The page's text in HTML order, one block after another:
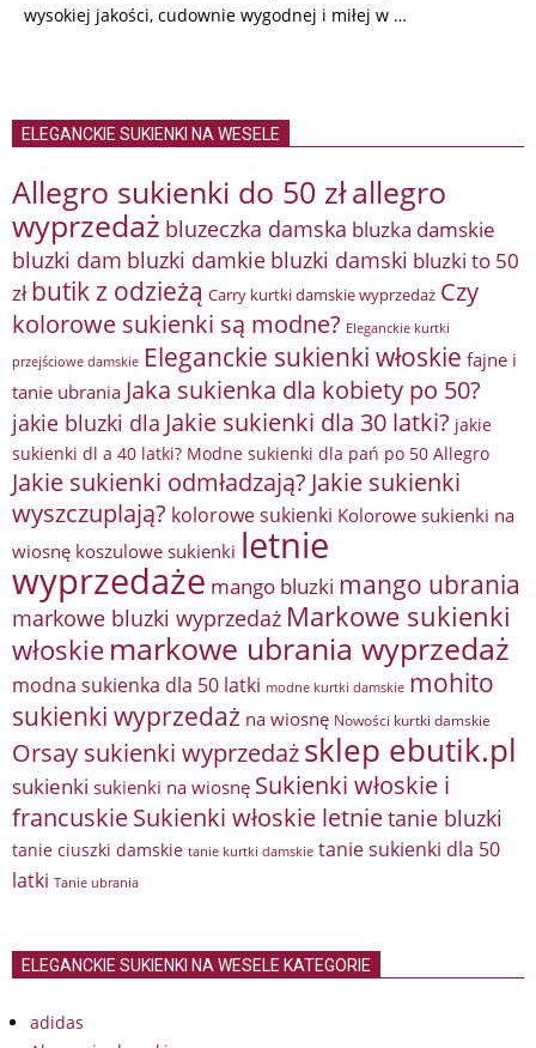
wysokiej jakości, cudownie wygodnej i miłej w …
ELEGANCKIE SUKIENKI NA WESELE
Allegro sukienki do 50 złallegro
wyprzedaż bluzeczka damska bluzka damskie
bluzki dam bluzki damkie bluzki damski bluzki to 50
zł butik z odzieżą Carry kurtki damskie wyprzedaż Czy
kolorowe sukienki są modne? Eleganckie kurtki
przejściowe damskie Eleganckie sukienki włoskie fajne i
tanie ubrania Jaka sukienka dla kobiety po 50?
jakie bluzki dla Jakie sukienki dla 30 latki? jakie
sukienki dl a 40 latki? Modne sukienki dla pań po 50 Allegro
Jakie sukienki odmładzają? Jakie sukienki
wyszczuplają? kolorowe sukienki Kolorowe sukienki na
wiosnę koszulowe sukienki letnie
wyprzedaże mango bluzki mango ubrania
markowe bluzki wyprzedaż Markowe sukienki
włoskie markowe ubrania wyprzedaż
modna sukienka dla 50 latki modne kurtki damskie mohito
sukienki wyprzedaż na wiosnę Nowości kurtki damskie
Orsay sukienki wyprzedażsklep ebutik.pl
sukienki sukienki na wiosnę Sukienki włoskie i
francuskieSukienki włoskie letnietanie bluzki
tanie ciuszki damskie tanie kurtki damskie tanie sukienki dla 50
latki Tanie ubrania
ELEGANCKIE SUKIENKI NA WESELE KATEGORIE
adidas